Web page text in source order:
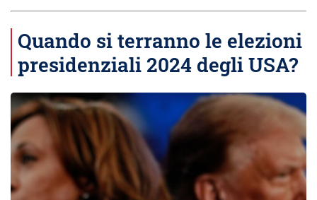
Quando si terranno le elezioni
presidenziali 2024 degli USA?